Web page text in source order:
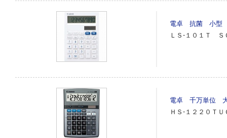
電卓 抗菌 小型
ＬＳ‐１０１Ｔ Ｓ
電卓 千万単位
ＨＳ‐１２２０ＴＵ